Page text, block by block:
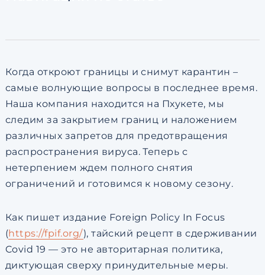
Когда откроют границы и снимут карантин –
самые волнующие вопросы в последнее время.
Наша компания находится на Пхукете, мы
следим за закрытием границ и наложением
различных запретов для предотвращения
распространения вируса. Теперь с
нетерпением ждем полного снятия
ограничений и готовимся к новому сезону.
Как пишет издание Foreign Policy In Focus
(https://fpif.org/), тайский рецепт в сдерживании
Covid 19 — это не авторитарная политика,
диктующая сверху принудительные меры.